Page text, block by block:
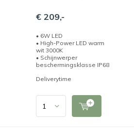
€ 209,-
• 6W LED
• High-Power LED warm
wit 3000K
• Schijnwerper
beschermingsklasse IP68
Deliverytime